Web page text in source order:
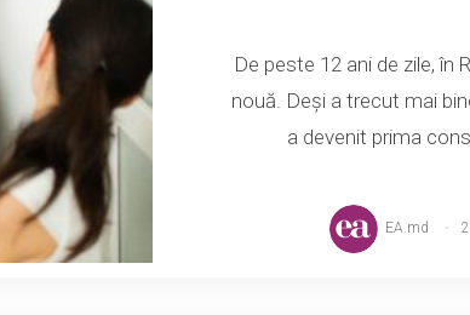
De peste 12 ani de zile, în
nouă. Deși a trecut mai
a devenit prima
EA.md